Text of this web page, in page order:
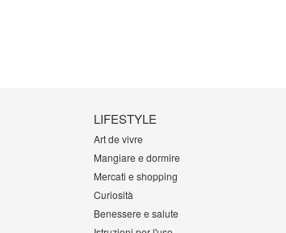
LIFESTYLE
Art de vivre
Mangiare e dormire
Mercati e shopping
Curiosità
Benessere e salute